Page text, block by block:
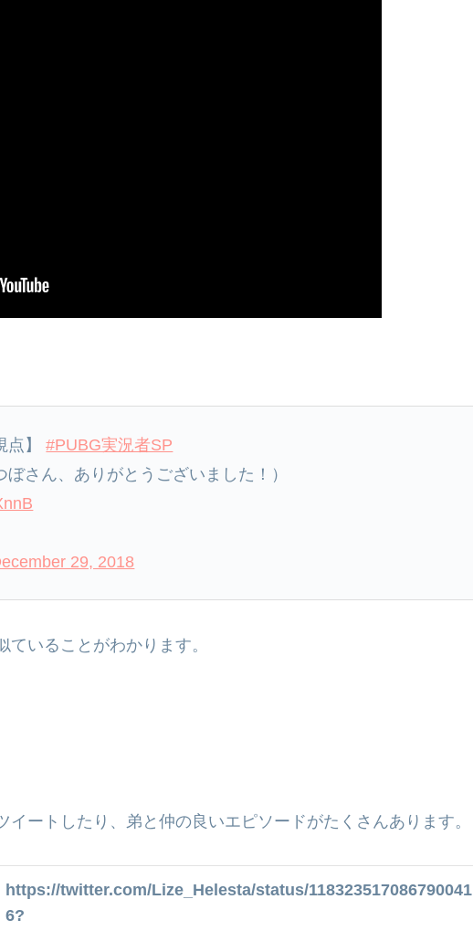
点】#PUBG実況者SP
ぼさん、ありがとうございました！）
29, 2018
いることがわかります。
イートしたり、弟と仲の良いエピソードがたくさんあります。
https://twitter.com/Lize_Helesta/status/118323517086790041
6?